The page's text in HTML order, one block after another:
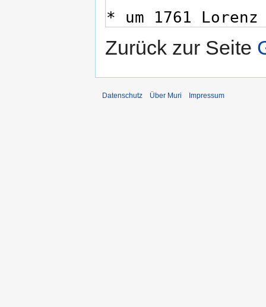
Zurück zur Seite
Datenschutz Über Muri Impressum